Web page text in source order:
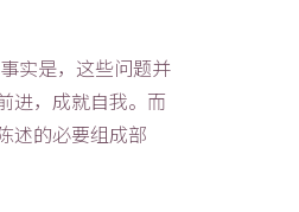
实是，这些问题并
进，成就自我。而
述的必要组成部